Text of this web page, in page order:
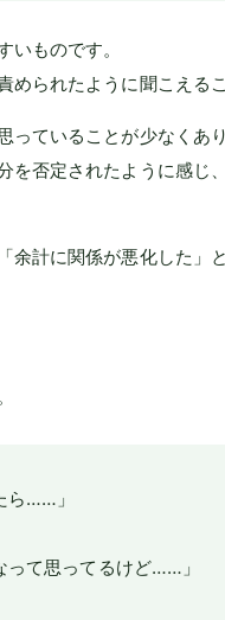
ものです。
られたように聞こえる
ていることが少なくあり
を否定されたように感じ
計に関係が悪化した」
ら……」
って思ってるけど……」